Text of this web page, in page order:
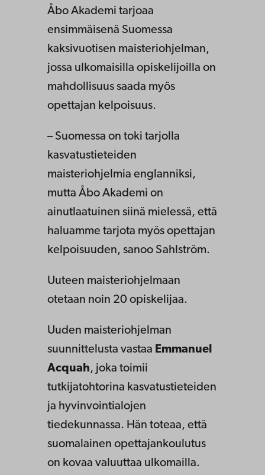
Åbo Akademi tarjoaa
ensimmäisenä Suomessa
kaksivuotisen maisteriohjelman,
jossa ulkomaisilla opiskelijoilla on
mahdollisuus saada myös
opettajan kelpoisuus.
– Suomessa on toki tarjolla
kasvatustieteiden
maisteriohjelmia englanniksi,
mutta Åbo Akademi on
ainutlaatuinen siinä mielessä, että
haluamme tarjota myös opettajan
kelpoisuuden, sanoo Sahlström.
Uuteen maisteriohjelmaan
otetaan noin 20 opiskelijaa.
Uuden maisteriohjelman
suunnittelusta vastaa Emmanuel
Acquah, joka toimii
tutkijatohtorina kasvatustieteiden
ja hyvinvointialojen
tiedekunnassa. Hän toteaa, että
suomalainen opettajankoulutus
on kovaa valuuttaa ulkomailla.